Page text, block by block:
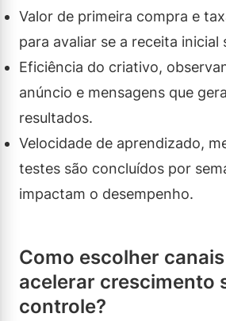
Valor de primeira compra e
para avaliar se a receita inicial
Eficiência do criativo,
anúncio e mensagens que
resultados.
Velocidade de aprendizado,
testes são concluídos por
impactam o desempenho.
Como escolher
acelerar crescimento
controle?